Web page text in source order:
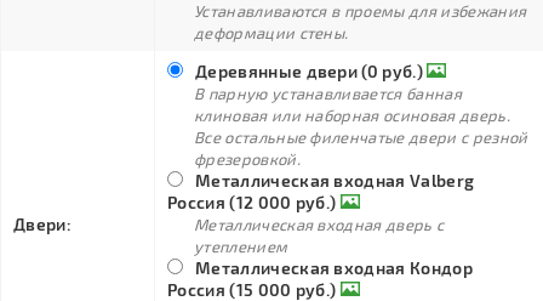
Устанавливаются в проемы для избежания
деформации стены.
Двери:
Деревянные двери (0 руб.)
В парную устанавливается банная
клиновая или наборная осиновая дверь.
Все остальные филенчатые двери с резной
фрезеровкой.
Металлическая входная Valberg
Россия (12 000 руб.)
Металлическая входная дверь с
утеплением
Металлическая входная Кондор
Россия (15 000 руб.)